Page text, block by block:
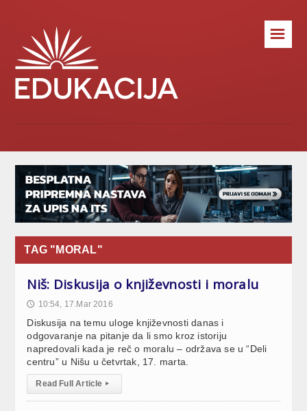
☰
TAG "MORAL"
Niš: Diskusija o književnosti i moralu
🕔 10:54, 17.Mar 2016
Diskusija na temu uloge književnosti danas i
odgovaranje na pitanje da li smo kroz istoriju
napredovali kada je reč o moralu – održava se u “Deli
centru” u Nišu u četvrtak, 17. marta.
Read Full Article ▸